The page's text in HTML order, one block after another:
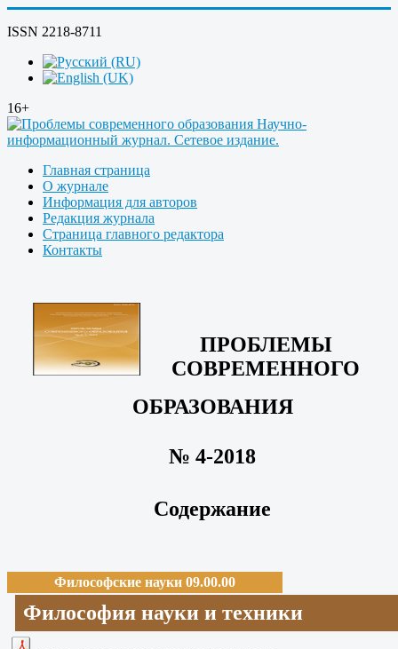
ISSN 2218-8711
16+
Главная страница
О журнале
Информация для авторов
Редакция журнала
Страница главного редактора
Контакты
ПРОБЛЕМЫ
СОВРЕМЕННОГО
ОБРАЗОВАНИЯ
№ 4-2018
Содержание
Философские науки 09.00.00
Философия науки и техники